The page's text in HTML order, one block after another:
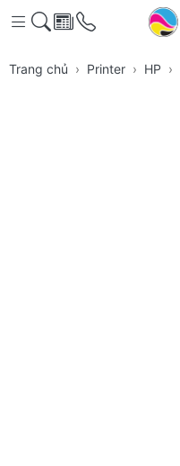
Trang chủ Printer HP